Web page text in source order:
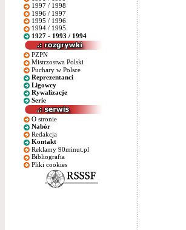
1997 / 1998
1996 / 1997
1995 / 1996
1994 / 1995
1927 - 1993 / 1994
PZPN
Mistrzostwa Polski
Puchary w Polsce
Reprezentanci
Ligowcy
Rywalizacje
Serie
O stronie
Nabór
Redakcja
Kontakt
Reklamy 90minut.pl
Bibliografia
Pliki cookies